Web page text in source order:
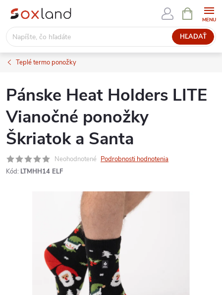
Prejsť
obsah
HĽADAŤ
KOŠÍK
Teplé termo ponožky
Pánske Heat Holders LITE
Vianočné ponožky
Škriatok a Santa
Neohodnotené Podrobnosti hodnotenia
Kód: LTMHH14 ELF